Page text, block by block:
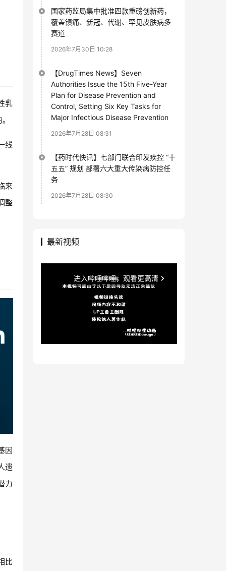
乳
线
来
整
因
遗
力
比
国家药监局集中批准四款重磅创新药，
覆盖镇痛、新冠、代谢、罕见皮肤病多
赛道
2026年7月30日 10:28
【DrugTimes News】Seven
Authorities Issue the 15th Five-Year
Plan for Disease Prevention and
Control, Setting Six Key Tasks for
Major Infectious Disease Prevention
2026年7月28日 08:31
【药时代快讯】七部门联合印发疾控 “十
五五” 规划 部署六大重大传染病防控任
务
2026年7月28日 08:30
最新视频